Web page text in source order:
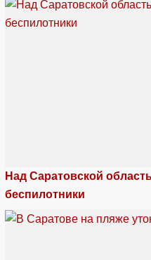
Над Саратовской
беспилотники